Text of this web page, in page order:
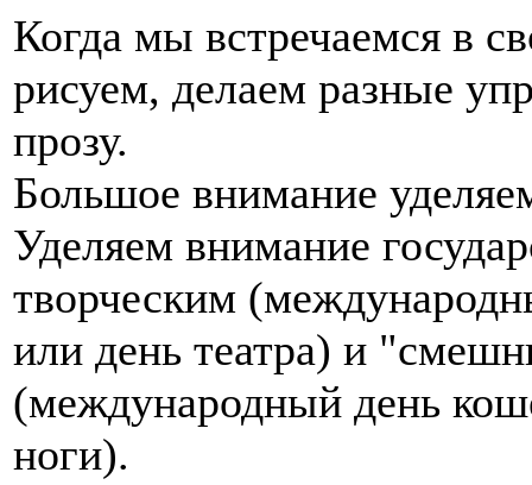
Когда мы встречаемся в
рисуем, делаем разные
прозу.
Большое внимание
Уделяем внимание
творческим
или день театра) и
(международный день
ноги).